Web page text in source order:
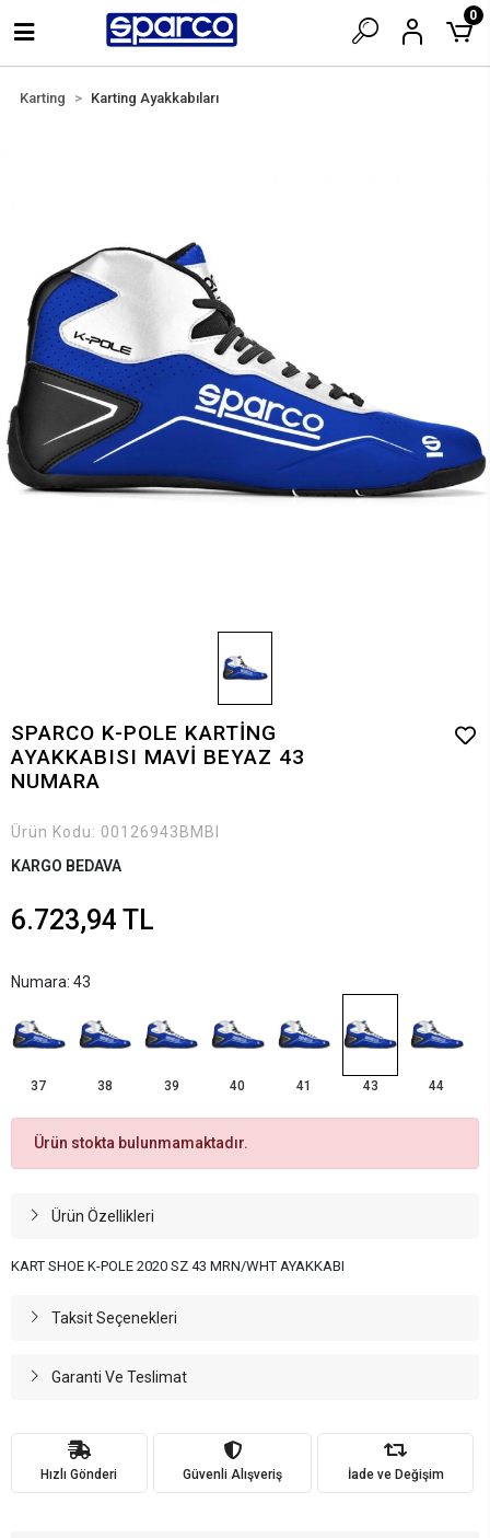
0
Karting Karting Ayakkabıları
SPARCO K-POLE KARTİNG
AYAKKABISI MAVİ BEYAZ 43
NUMARA
Ürün Kodu: 00126943BMBI
KARGO BEDAVA
6.723,94 TL
Numara: 43
37 38 39 40 41 43 44
Ürün stokta bulunmamaktadır.
Ürün Özellikleri
KART SHOE K-POLE 2020 SZ 43 MRN/WHT AYAKKABI
Taksit Seçenekleri
Garanti Ve Teslimat
Hızlı Gönderi Güvenli Alışveriş İade ve Değişim